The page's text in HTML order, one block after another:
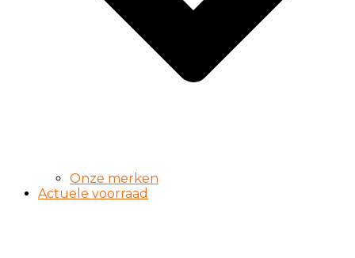
Onze merken
Actuele voorraad